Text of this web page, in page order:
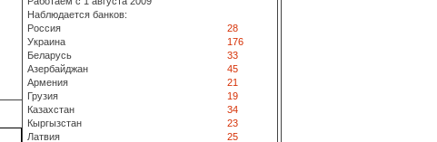
Наблюдается банков:
Россия
28
Украина
176
Беларусь
33
Азербайджан
45
Армения
21
Грузия
19
Казахстан
34
Кыргызстан
23
Латвия
25